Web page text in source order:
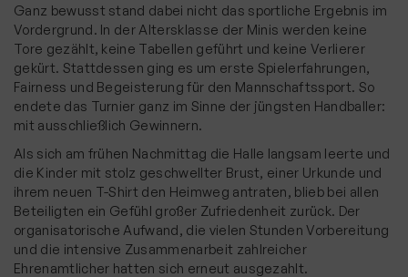
Ganz bewusst stand dabei nicht das sportliche Ergebnis im
Vordergrund. In der Altersklasse der Minis werden keine
Tore gezählt, keine Tabellen geführt und keine Verlierer
gekürt. Stattdessen ging es um erste Spielerfahrungen,
Fairness und Begeisterung für den Mannschaftssport. So
endete das Turnier ganz im Sinne der jüngsten Handballer:
mit ausschließlich Gewinnern.
Als sich am frühen Nachmittag die Halle langsam leerte und
die Kinder mit stolz geschwellter Brust, einer Urkunde und
ihrem neuen T-Shirt den Heimweg antraten, blieb bei allen
Beteiligten ein Gefühl großer Zufriedenheit zurück. Der
organisatorische Aufwand, die vielen Stunden Vorbereitung
und die intensive Zusammenarbeit zahlreicher
Ehrenamtlicher hatten sich erneut ausgezahlt.